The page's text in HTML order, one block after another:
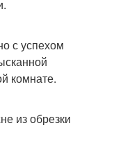
с успехом
комнате.
из обрезки